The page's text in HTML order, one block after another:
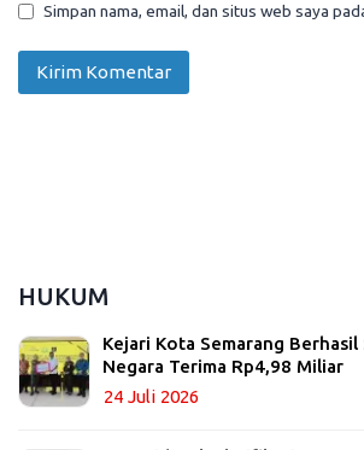
Simpan nama, email, dan situs web saya
HUKUM
Kejari Kota Semarang
Negara Terima Rp4,98 Miliar
24 Juli 2026